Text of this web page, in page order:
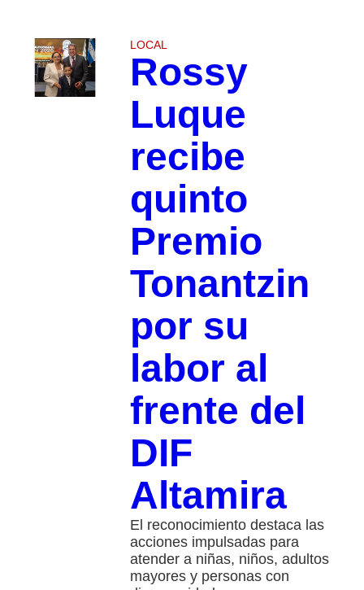
LOCAL
Rossy
Luque
recibe
quinto
Premio
Tonantzin
por su
labor al
frente del
DIF
Altamira
El reconocimiento destaca las
acciones impulsadas para
atender a niñas, niños, adultos
mayores y personas con